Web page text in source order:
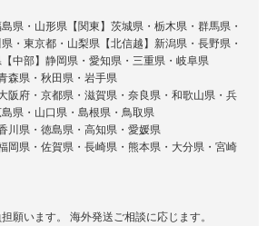
県・山形県【関東】茨城県・栃木県・群馬県・
・東京都・山梨県【北信越】新潟県・長野県・
中部】静岡県・愛知県・三重県・岐阜県
森県・秋田県・岩手県
阪府・京都県・滋賀県・奈良県・和歌山県・兵
県・山口県・島根県・鳥取県
川県・徳島県・高知県・愛媛県
岡県・佐賀県・長崎県・熊本県・大分県・宮崎
願います。 海外発送ご相談に応じます。